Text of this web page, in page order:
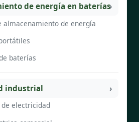
de energía en baterías
almacenamiento de energía
baterías
industrial
de electricidad